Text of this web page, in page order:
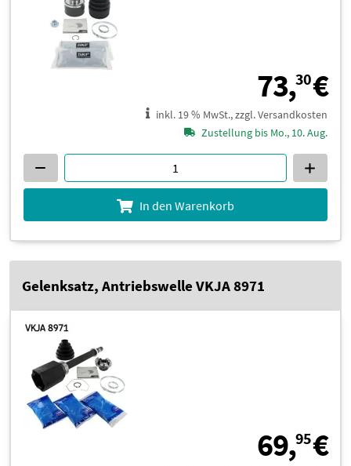
73,30€
inkl. 19 % MwSt., zzgl. Versandkosten
Zustellung bis Mo., 10. Aug.
In den Warenkorb
Gelenksatz, Antriebswelle VKJA 8971
69,95€